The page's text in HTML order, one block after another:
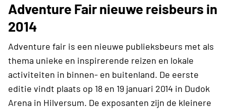
Adventure Fair nieuwe reisbeurs in
2014
Adventure fair is een nieuwe publieksbeurs met als
thema unieke en inspirerende reizen en lokale
activiteiten in binnen- en buitenland. De eerste
editie vindt plaats op 18 en 19 januari 2014 in Dudok
Arena in Hilversum. De exposanten zijn de kleinere